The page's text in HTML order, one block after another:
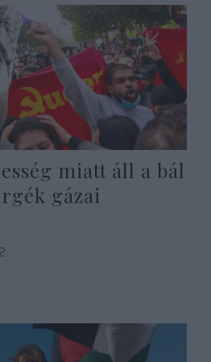
miatt áll a bál
gázai